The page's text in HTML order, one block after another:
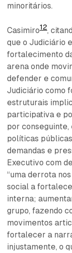
minoritários.
Casimiro12,
que o Judiciário
fortalecimento
arena onde
defender e
Judiciário como
estruturais
participativa e
por conseguinte,
políticas
demandas e
Executivo com
“uma derrota
social a
interna;
grupo, fazendo
movimentos
fortalecer a
injustamente, o